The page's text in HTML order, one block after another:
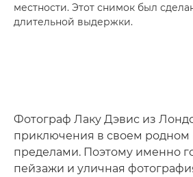
местности. Этот снимок был
длительной выдержки.
Фотограф Лаку Дэвис из
приключения в своем родном
пределами. Поэтому именно
пейзажи и уличная